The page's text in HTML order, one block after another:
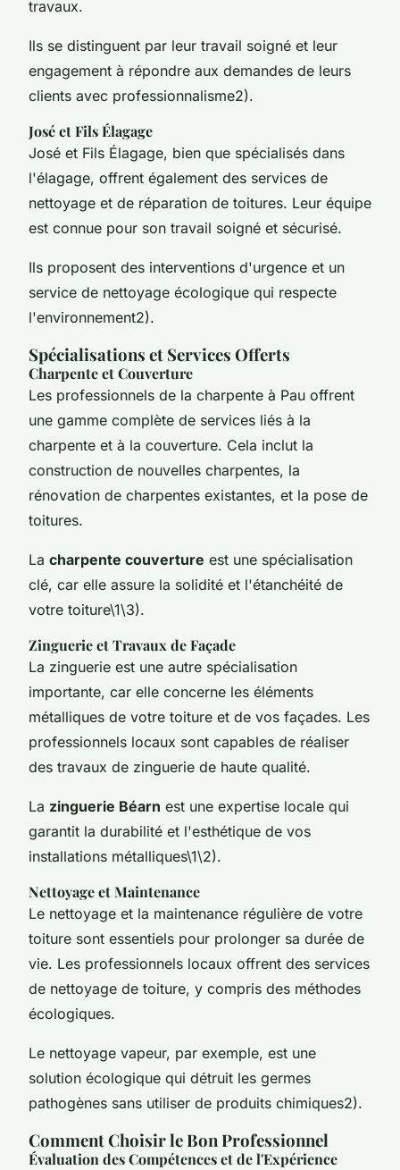
travaux.
Ils se distinguent par leur travail soigné et leur
engagement à répondre aux demandes de leurs
clients avec professionnalisme2).
José et Fils Élagage
José et Fils Élagage, bien que spécialisés dans
l'élagage, offrent également des services de
nettoyage et de réparation de toitures. Leur équipe
est connue pour son travail soigné et sécurisé.
Ils proposent des interventions d'urgence et un
service de nettoyage écologique qui respecte
l'environnement2).
Spécialisations et Services Offerts
Charpente et Couverture
Les professionnels de la charpente à Pau offrent
une gamme complète de services liés à la
charpente et à la couverture. Cela inclut la
construction de nouvelles charpentes, la
rénovation de charpentes existantes, et la pose de
toitures.
La charpente couverture est une spécialisation
clé, car elle assure la solidité et l'étanchéité de
votre toiture\1\3).
Zinguerie et Travaux de Façade
La zinguerie est une autre spécialisation
importante, car elle concerne les éléments
métalliques de votre toiture et de vos façades. Les
professionnels locaux sont capables de réaliser
des travaux de zinguerie de haute qualité.
La zinguerie Béarn est une expertise locale qui
garantit la durabilité et l'esthétique de vos
installations métalliques\1\2).
Nettoyage et Maintenance
Le nettoyage et la maintenance régulière de votre
toiture sont essentiels pour prolonger sa durée de
vie. Les professionnels locaux offrent des services
de nettoyage de toiture, y compris des méthodes
écologiques.
Le nettoyage vapeur, par exemple, est une
solution écologique qui détruit les germes
pathogènes sans utiliser de produits chimiques2).
Comment Choisir le Bon Professionnel
Évaluation des Compétences et de l'Expérience